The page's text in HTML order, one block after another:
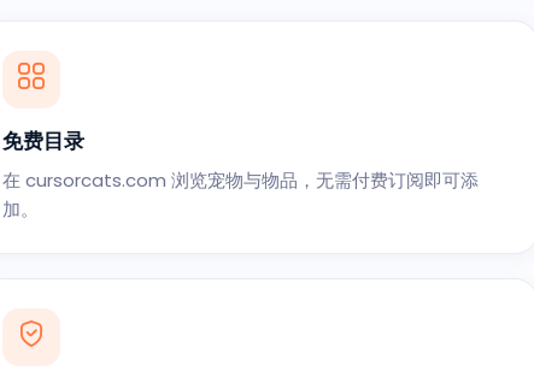
免费目录
在 cursorcats.com 浏览宠物与物品，无需付费订阅即可添
加。